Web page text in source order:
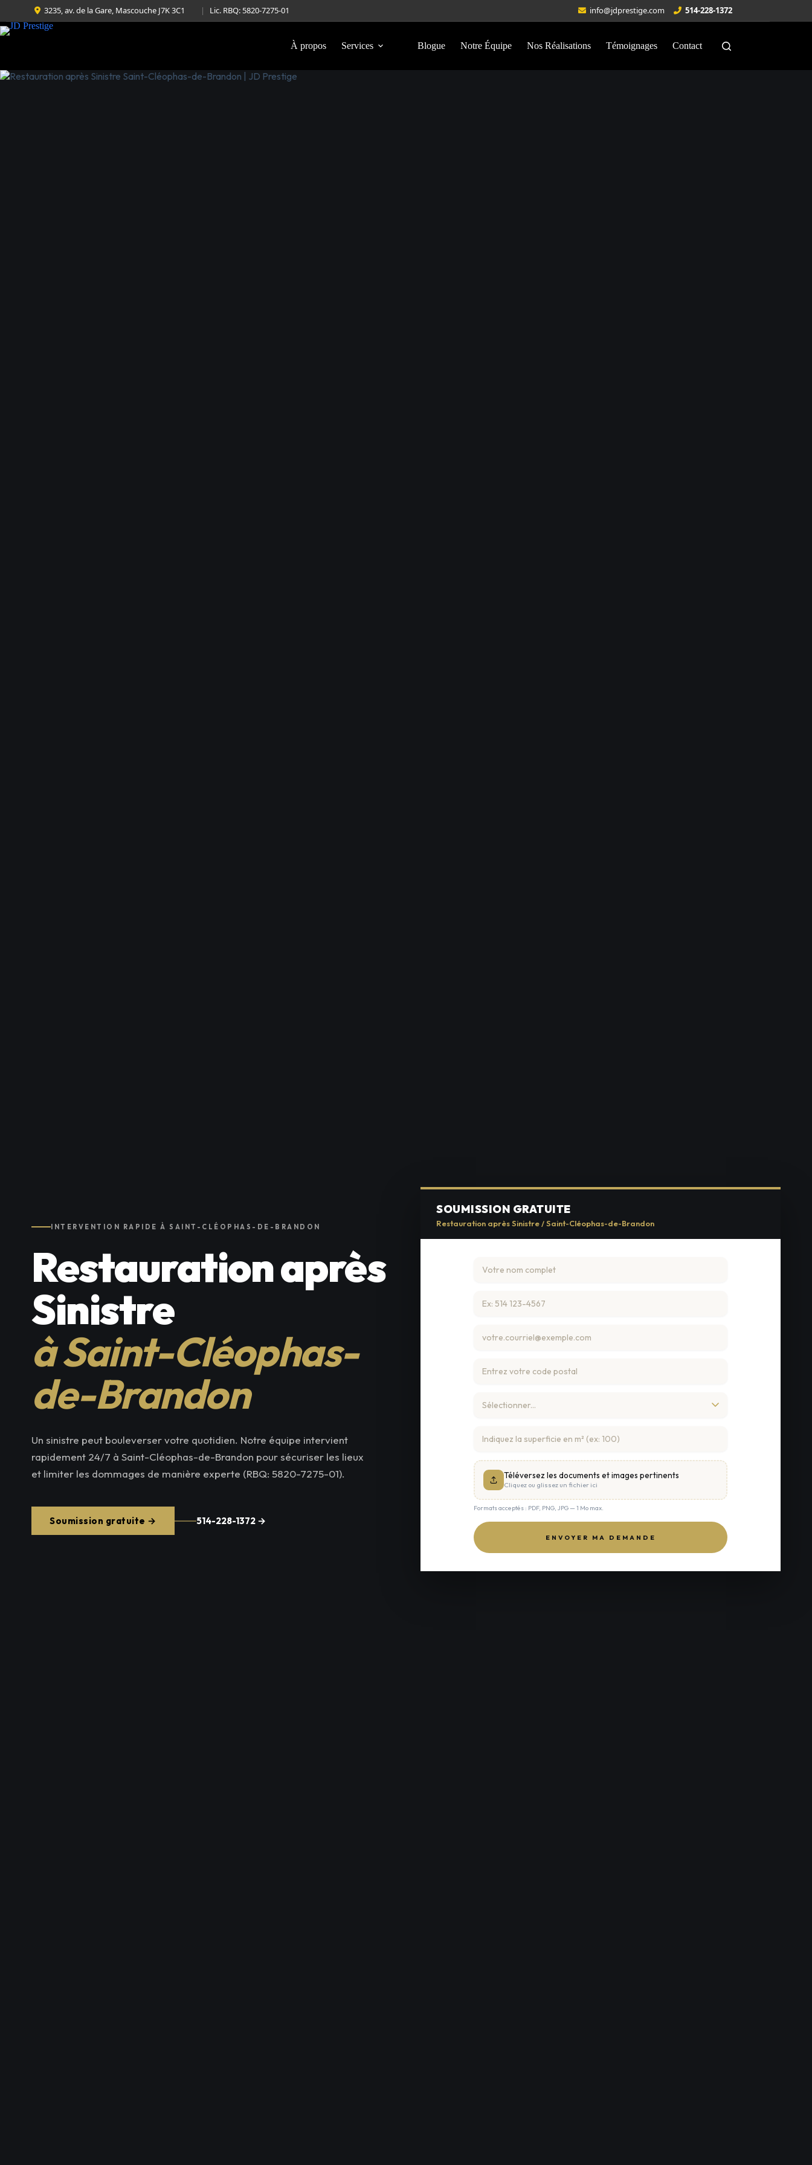
3235, av. de la Gare, Mascouche J7K 3C1 | Lic. RBQ: 5820-7275-01 info@jdprestige.com 514-228-1372
À propos Services Blogue Notre Équipe Nos Réalisations Témoignages Contact
INTERVENTION RAPIDE À SAINT-CLÉOPHAS-DE-BRANDON
Restauration après
Sinistre
à Saint-Cléophas-
de-Brandon
Un sinistre peut bouleverser votre quotidien. Notre équipe intervient
rapidement 24/7 à Saint-Cléophas-de-Brandon pour sécuriser les lieux
et limiter les dommages de manière experte (RBQ: 5820-7275-01).
Soumission gratuite → 514-228-1372 →
SOUMISSION GRATUITE
Restauration après Sinistre / Saint-Cléophas-de-Brandon
Téléversez les documents et images pertinents
Cliquez ou glissez un fichier ici
Formats acceptés : PDF, PNG, JPG — 1 Mo max.
ENVOYER MA DEMANDE